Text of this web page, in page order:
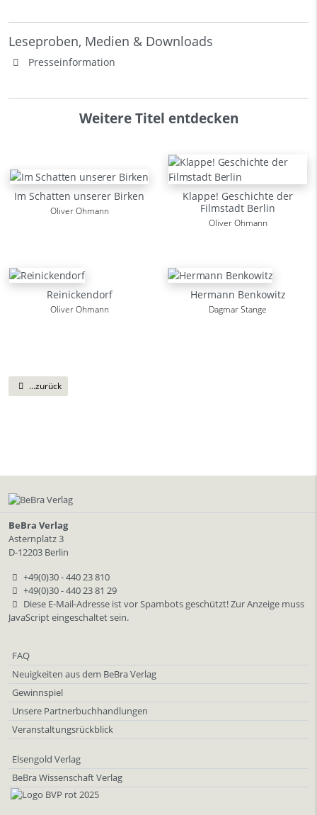
Leseproben, Medien & Downloads
Presseinformation
Weitere Titel entdecken
Im Schatten unserer Birken
Oliver Ohmann
Klappe! Geschichte der
Filmstadt Berlin
Oliver Ohmann
Reinickendorf
Oliver Ohmann
Hermann Benkowitz
Dagmar Stange
...zurück
BeBra Verlag
Asternplatz 3
D-12203 Berlin
+49(0)30 - 440 23 810
+49(0)30 - 440 23 81 29
Diese E-Mail-Adresse ist vor Spambots geschützt! Zur Anzeige muss
JavaScript eingeschaltet sein.
FAQ
Neuigkeiten aus dem BeBra Verlag
Gewinnspiel
Unsere Partnerbuchhandlungen
Veranstaltungsrückblick
Elsengold Verlag
BeBra Wissenschaft Verlag